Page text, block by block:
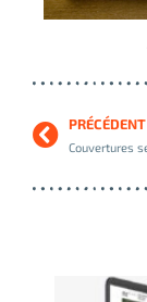
PRÉCÉDENT